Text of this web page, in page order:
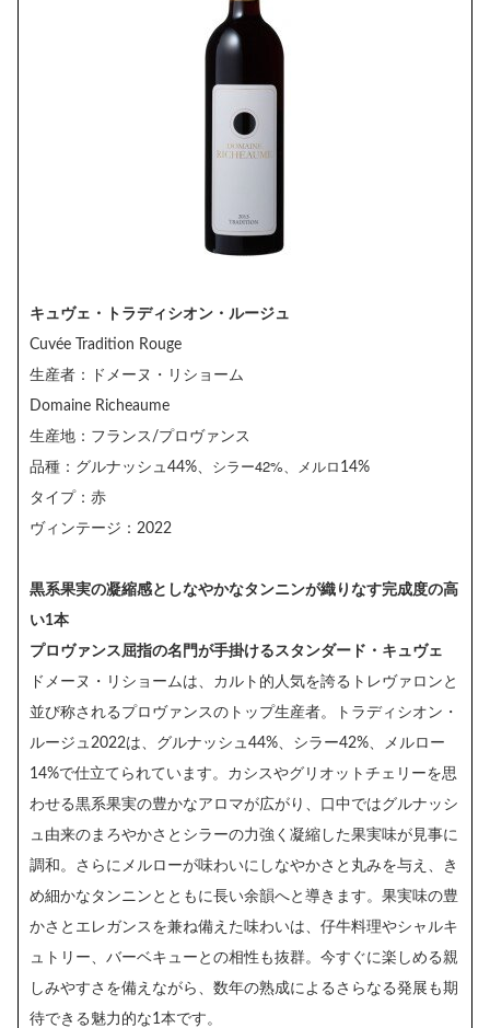
キュヴェ・トラディシオン・ルージュ
Cuvée Tradition Rouge
生産者：ドメーヌ・リショーム
Domaine Richeaume
生産地：フランス/プロヴァンス
品種：グルナッシュ44%、 シラー42%、メルロ 14%
タイプ：赤
ヴィンテージ：2022
黒系果実の凝縮感としなやかなタンニンが織りなす完成度の高
い1本
プロヴァンス屈指の名門が手掛けるスタンダード・キュヴェ
ドメーヌ・リショームは、カルト的人気を誇るトレヴァロンと
並び称されるプロヴァンスのトップ生産者。トラディシオン・
ルージュ2022は、グルナッシュ44%、シラー42%、メルロー
14%で仕立てられています。カシスやグリオットチェリーを思
わせる黒系果実の豊かなアロマが広がり、口中ではグルナッシ
ュ由来のまろやかさとシラーの力強く凝縮した果実味が見事に
調和。さらにメルローが味わいにしなやかさと丸みを与え、き
め細かなタンニンとともに長い余韻へと導きます。果実味の豊
かさとエレガンスを兼ね備えた味わいは、仔牛料理やシャルキ
ュトリー、バーベキューとの相性も抜群。今すぐに楽しめる親
しみやすさを備えながら、数年の熟成によるさらなる発展も期
待できる魅力的な1本です。